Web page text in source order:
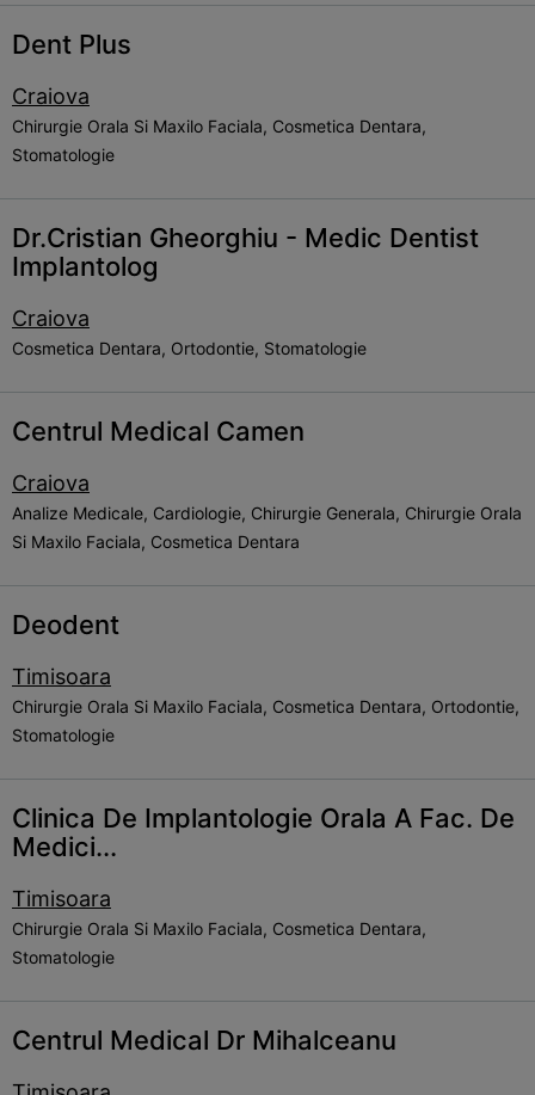
Dent Plus
Craiova
Chirurgie Orala Si Maxilo Faciala, Cosmetica Dentara,
Stomatologie
Dr.Cristian Gheorghiu - Medic Dentist
Implantolog
Craiova
Cosmetica Dentara, Ortodontie, Stomatologie
Centrul Medical Camen
Craiova
Analize Medicale, Cardiologie, Chirurgie Generala, Chirurgie Orala
Si Maxilo Faciala, Cosmetica Dentara
Deodent
Timisoara
Chirurgie Orala Si Maxilo Faciala, Cosmetica Dentara, Ortodontie,
Stomatologie
Clinica De Implantologie Orala A Fac. De
Medici...
Timisoara
Chirurgie Orala Si Maxilo Faciala, Cosmetica Dentara,
Stomatologie
Centrul Medical Dr Mihalceanu